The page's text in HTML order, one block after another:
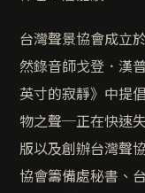
台灣聲景協會成立
然錄音師戈登．漢
英寸的寂靜》中提
物之聲─正在快速
版以及創辦台灣聲
協會籌備處秘書、